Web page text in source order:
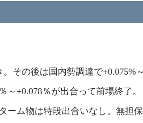
その後は国内勢調達で+0.075%～
～+0.078％が出合って前場終了。
ーム物は特段出合いなし。無担